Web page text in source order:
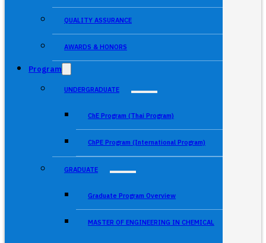
QUALITY ASSURANCE
AWARDS & HONORS
Program
UNDERGRADUATE
ChE Program (Thai Program)
ChPE Program (International Program)
GRADUATE
Graduate Program Overview
MASTER OF ENGINEERING IN CHEMICAL